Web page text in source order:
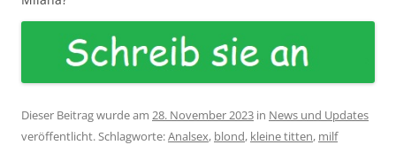
Dieser Beitrag wurde am 28. November 2023 in News und Updates
veröffentlicht. Schlagworte:Analsex, blond, kleine titten, milf